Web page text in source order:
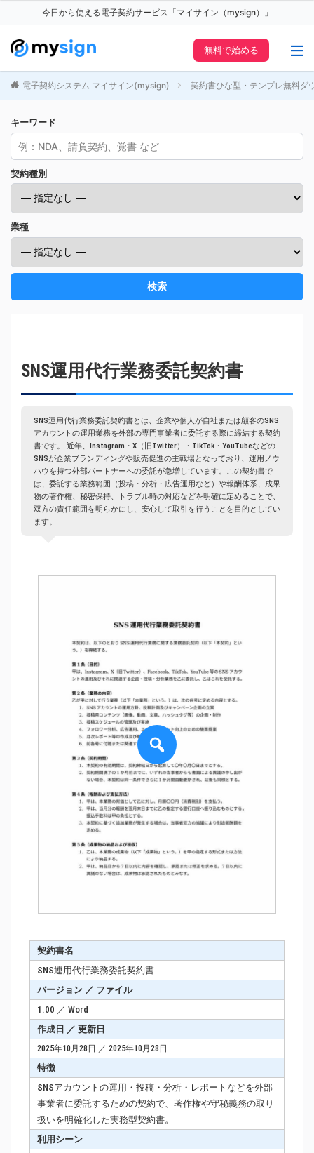
今日から使える電子契約サービス「マイサイン（mysign）」
無料で始める
電子契約システム マイサイン(mysign) 契約書ひな型・テンプレ無料ダ
キーワード
契約種別
業種
検索
SNS運用代行業務委託契約書
SNS運用代行業務委託契約書とは、企業や個人が自社または顧客のSNS
アカウントの運用業務を外部の専門事業者に委託する際に締結する契約
書です。 近年、Instagram・X（旧Twitter）・TikTok・YouTubeなどの
SNSが企業ブランディングや販売促進の主戦場となっており、運用ノウ
ハウを持つ外部パートナーへの委託が急増しています。この契約書で
は、委託する業務範囲（投稿・分析・広告運用など）や報酬体系、成果
物の著作権、秘密保持、トラブル時の対応などを明確に定めることで、
双方の責任範囲を明らかにし、安心して取引を行うことを目的としてい
ます。
契約書名
SNS運用代行業務委託契約書
バージョン ／ ファイル
1.00 ／ Word
作成日 ／ 更新日
2025年10月28日 ／ 2025年10月28日
特徴
SNSアカウントの運用・投稿・分析・レポートなどを外部
事業者に委託するための契約で、著作権や守秘義務の取り
扱いを明確化した実務型契約書。
利用シーン